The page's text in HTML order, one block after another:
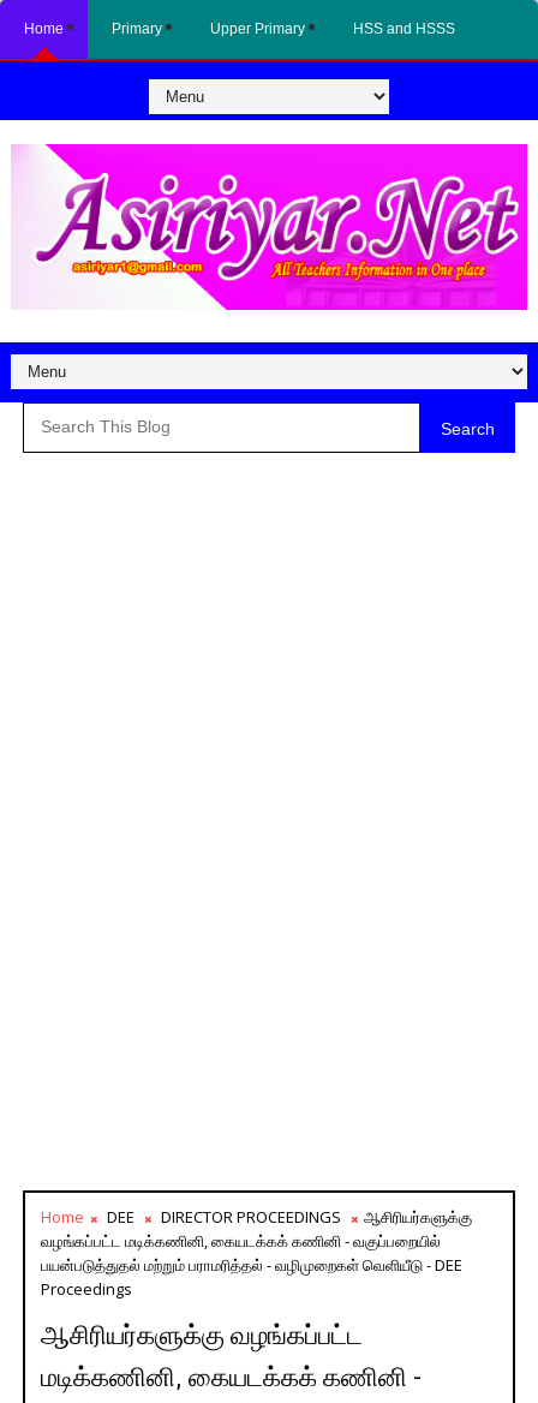
Home Primary Upper Primary HSS and HSSS
Search
Home DEE DIRECTOR PROCEEDINGS
ஆசிரியர்களுக்கு
வழங்கப்பட்ட மடிக்கணினி, கையடக்கக் கணினி - வகுப்பறையில்
பயன்படுத்துதல் மற்றும் பராமரித்தல் - வழிமுறைகள் வெளியீடு - DEE
Proceedings
ஆசிரியர்களுக்கு வழங்கப்பட்ட
மடிக்கணினி, கையடக்கக் கணினி -